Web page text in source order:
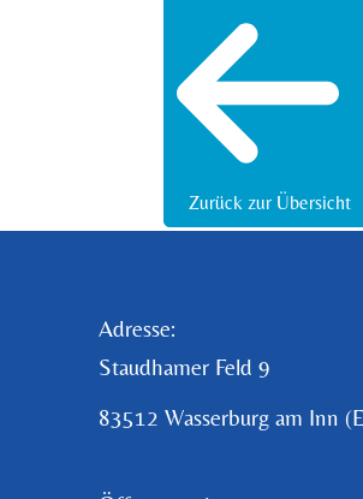
Zurück zur Übersicht
Adresse:
Staudhamer Feld 9
83512 Wasserburg am Inn